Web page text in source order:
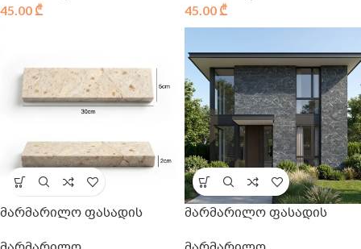
45.00 ₾
45.00 ₾
მარმარილო ფასადის მარმარილო ფასადის